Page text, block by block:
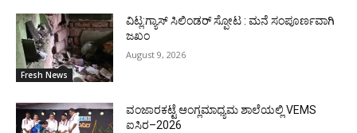
Fresh News
ವಿಟ್ಲ:ಗ್ಯಾಸ್ ಸಿಲಿಂಡರ್ ಸ್ಪೋಟ : ಮನೆ ಸಂಪೂರ್ಣವಾಗಿ
ಜಖಂ
August 9, 2026
ವಂಜಾರಕಟ್ಟೆ ಆಂಗ್ಲಮಾಧ್ಯಮ ಶಾಲೆಯಲ್ಲಿ VEMS
ಐಸಿರ–2026